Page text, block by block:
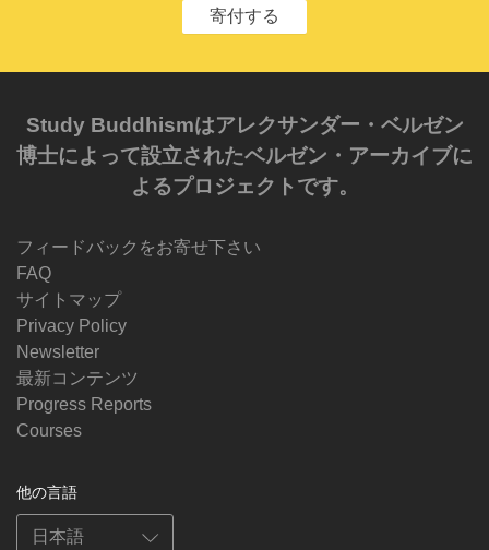
寄付する
Study Buddhismはアレクサンダー・ベルゼン
博士によって設立されたベルゼン・アーカイブに
よるプロジェクトです。
フィードバックをお寄せ下さい
FAQ
サイトマップ
Privacy Policy
Newsletter
最新コンテンツ
Progress Reports
Courses
他の言語